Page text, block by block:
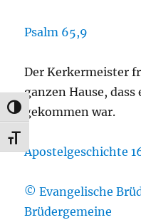
UMSCHALTEN AUF
SCHRIFT VERGRÖSSERN
Psalm 65,9
Der Kerkermeister
ganzen Hause,
gekommen war.
Apostelgeschichte
© Evangelische
Brüdergemeine